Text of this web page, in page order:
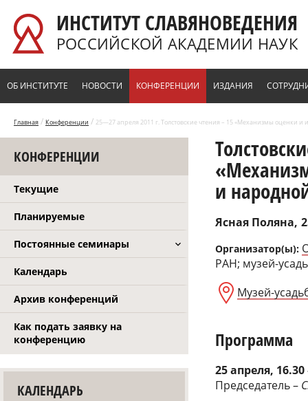
ИНСТИТУТ СЛАВЯНОВЕДЕНИЯ
РОССИЙСКОЙ АКАДЕМИИ НАУК
ОБ ИНСТИТУТЕ НОВОСТИ КОНФЕРЕНЦИИ ИЗДАНИЯ
Главная / Конференции / 25—27 апреля 2011 г. Толстовские чтения – 15 «Механизмы оценки
КОНФЕРЕНЦИИ
Текущие
Планируемые
Постоянные семинары
Календарь
Архив конференций
Как подать заявку на
конференцию
КАЛЕНДАРЬ
и
Ясная Поляна
Организатор(ы):
РАН; музей-
Музей-
Программа
25 апреля, 16.30
Председатель –